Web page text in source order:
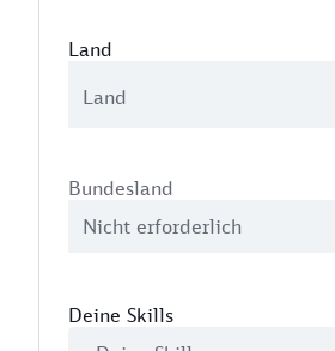
Land
Bundesland
Deine Skills